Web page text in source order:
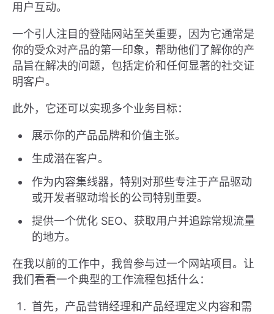
用户互动。
一个引人注目的登陆网站至关重要，因为它通常是
你的受众对产品的第一印象，帮助他们了解你的产
品旨在解决的问题，包括定价和任何显著的社交证
明客户。
此外，它还可以实现多个业务目标：
展示你的产品品牌和价值主张。
生成潜在客户。
作为内容集线器，特别对那些专注于产品驱动
或开发者驱动增长的公司特别重要。
提供一个优化 SEO、获取用户并追踪常规流量
的地方。
在我以前的工作中，我曾参与过一个网站项目。让
我们看看一个典型的工作流程包括什么：
首先，产品营销经理和产品经理定义内容和需